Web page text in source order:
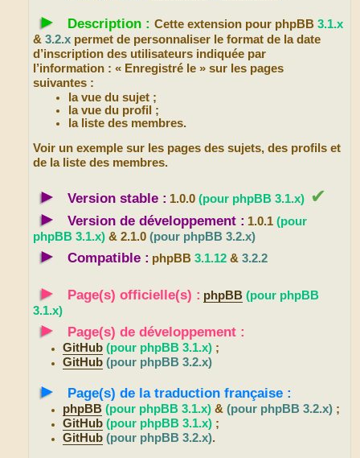
► Description : Cette extension pour phpBB 3.1.x
& 3.2.x permet de personnaliser le format de la date
d’inscription des utilisateurs indiquée par
l’information : « Enregistré le » sur les pages
suivantes :
la vue du sujet ;
la vue du profil ;
la liste des membres.
Voir un exemple sur les pages des sujets, des profils et
de la liste des membres.
► Version stable : 1.0.0 (pour phpBB 3.1.x) ✔
►
Version de développement : 1.0.1 (pour
phpBB 3.1.x) & 2.1.0 (pour phpBB 3.2.x)
► Compatible : phpBB 3.1.12 & 3.2.2
► Page(s) officielle(s) : phpBB (pour phpBB
3.1.x)
► Page(s) de développement :
GitHub (pour phpBB 3.1.x) ;
GitHub (pour phpBB 3.2.x)
► Page(s) de la traduction française :
phpBB (pour phpBB 3.1.x) &(pour phpBB 3.2.x) ;
GitHub (pour phpBB 3.1.x) ;
GitHub (pour phpBB 3.2.x).